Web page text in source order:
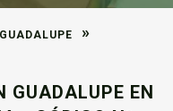
GUADALUPE »
GUADALUPE EN